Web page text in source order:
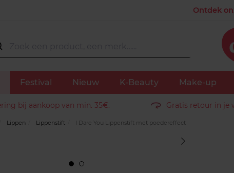
Ontdek
Festival Nieuw K-Beauty Make-up
bij aankoop van min. 35€. Gratis retour in je
Lippen Lippenstift I Dare You Lippenstift met poedereffect